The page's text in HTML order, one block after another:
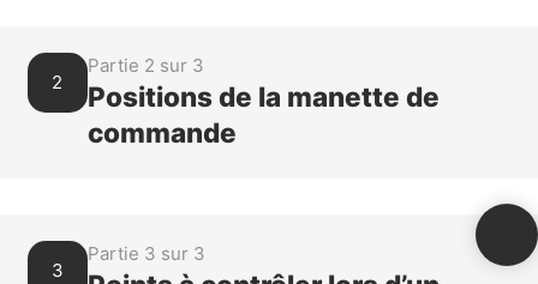
2
Partie 2 sur 3
Positions de la manette de
commande
3
Partie 3 sur 3